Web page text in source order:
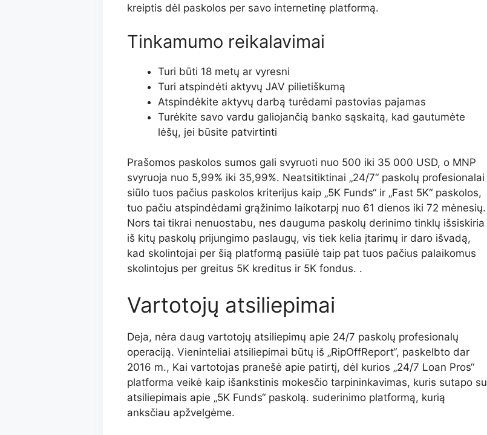
kreiptis dėl paskolos per savo internetinę platformą.
Tinkamumo reikalavimai
Turi būti 18 metų ar vyresni
Turi atspindėti aktyvų JAV pilietiškumą
Atspindėkite aktyvų darbą turėdami pastovias pajamas
Turėkite savo vardu galiojančią banko sąskaitą, kad gautumėte
lėšų, jei būsite patvirtinti
Prašomos paskolos sumos gali svyruoti nuo 500 iki 35 000 USD, o MNP
svyruoja nuo 5,99% iki 35,99%. Neatsitiktinai „24/7“ paskolų profesionalai
siūlo tuos pačius paskolos kriterijus kaip „5K Funds“ ir „Fast 5K“ paskolos,
tuo pačiu atspindėdami grąžinimo laikotarpį nuo 61 dienos iki 72 mėnesių.
Nors tai tikrai nenuostabu, nes dauguma paskolų derinimo tinklų išsiskiria
iš kitų paskolų prijungimo paslaugų, vis tiek kelia įtarimų ir daro išvadą,
kad skolintojai per šią platformą pasiūlė taip pat tuos pačius palaikomus
skolintojus per greitus 5K kreditus ir 5K fondus. .
Vartotojų atsiliepimai
Deja, nėra daug vartotojų atsiliepimų apie 24/7 paskolų profesionalų
operaciją. Vieninteliai atsiliepimai būtų iš „RipOffReport“, paskelbto dar
2016 m., Kai vartotojas pranešė apie patirtį, dėl kurios „24/7 Loan Pros“
platforma veikė kaip išankstinis mokesčio tarpininkavimas, kuris sutapo su
atsiliepimais apie „5K Funds“ paskolą. suderinimo platformą, kurią
anksčiau apžvelgėme.